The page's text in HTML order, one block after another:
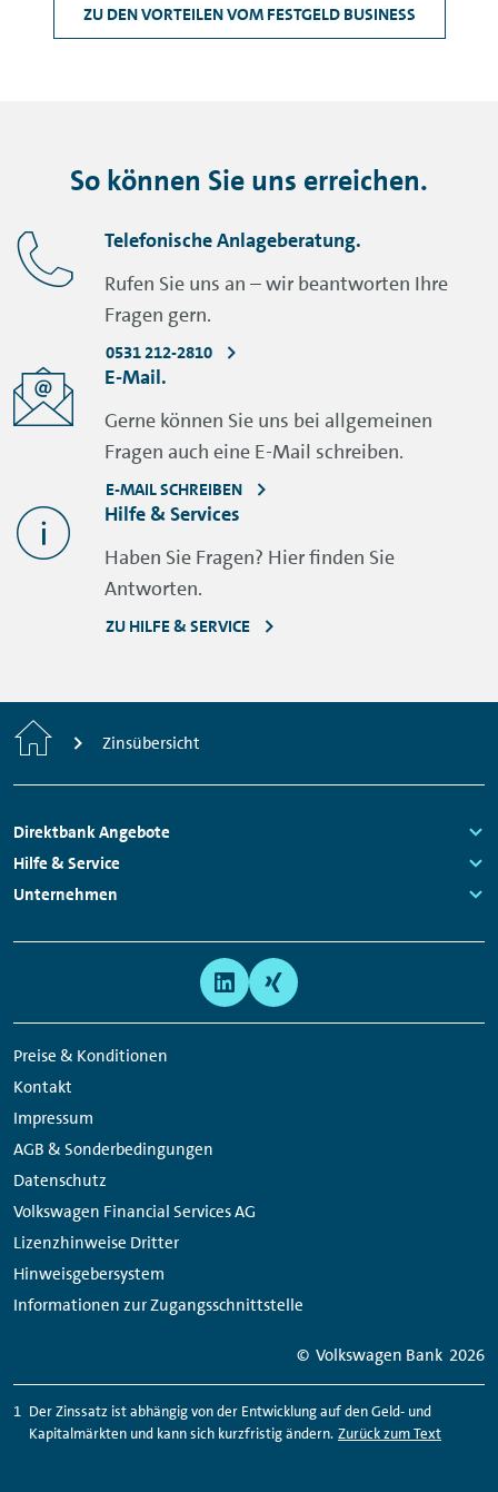
ZU DEN VORTEILEN VOM FESTGELD BUSINESS
So können Sie uns erreichen.
Telefonische Anlageberatung.
Rufen Sie uns an – wir beantworten Ihre
Fragen gern.
0531 212-2810
E-Mail.
Gerne können Sie uns bei allgemeinen
Fragen auch eine E-Mail schreiben.
E-MAIL SCHREIBEN
Hilfe & Services
Haben Sie Fragen? Hier finden Sie
Antworten.
ZU HILFE & SERVICE
Home Zinsübersicht
Footer
Navigation
Direktbank Angebote
Links:
Hilfe & Service
Links:
Unternehmen
Preise & Konditionen
Kontakt
Impressum
AGB & Sonderbedingungen
Datenschutz
Volkswagen Financial Services AG
Lizenzhinweise Dritter
Hinweisgebersystem
Informationen zur Zugangsschnittstelle
Links
© Volkswagen Bank 2026
Der Zinssatz ist abhängig von der Entwicklung auf den Geld- und
Kapitalmärkten und kann sich kurzfristig ändern. Zurück zum Text